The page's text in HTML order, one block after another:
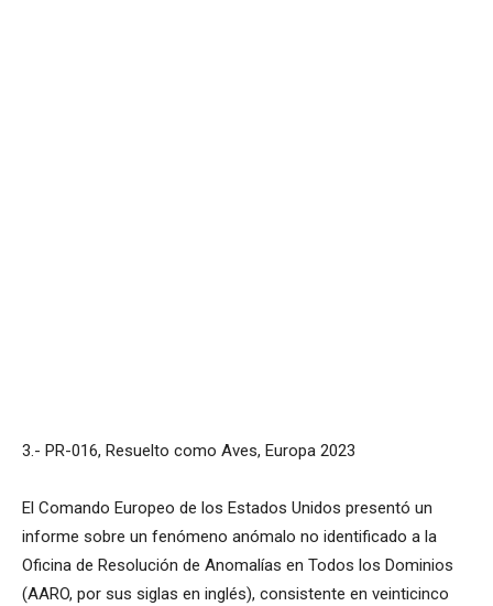
3.- PR-016, Resuelto como Aves, Europa 2023
El Comando Europeo de los Estados Unidos presentó un
informe sobre un fenómeno anómalo no identificado a la
Oficina de Resolución de Anomalías en Todos los Dominios
(AARO, por sus siglas en inglés), consistente en veinticinco